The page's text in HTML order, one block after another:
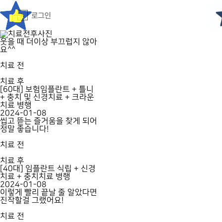
웃을 때 더이상 부끄럽지 않아
요^^
치료 전
치료 후
[60대] 보험임플란트 + 틀니
+ 충치 및 신경치료 + 크라운
치료 병행
2024-01-08
씹고 뜯는 즐거움을 찾게 되어
정말 좋습니다!
치료 전
치료 후
[40대] 임플란트 식립 + 신경
치료 + 충치치료 병행
2024-01-08
이렇게 빨리 끝날 줄 알았다면
진작할걸 그랬어요!
치료 전